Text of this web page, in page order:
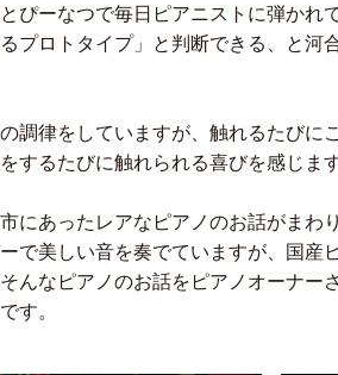
ぴーなつで毎日ピアニストに弾かれ
るプロトタイプ」と判断できる、と河
調律をしていますが、触れるたびに
するたびに触れられる喜びを感じます
にあったレアなピアノのお話がまわ
で美しい音を奏でていますが、国産
んなピアノのお話をピアノオーナー
す。